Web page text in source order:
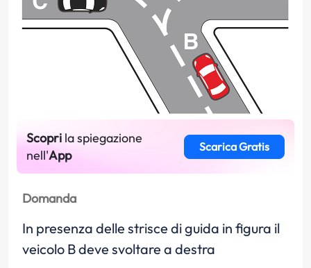
Scopri la spiegazione
nell'App
Scarica Gratis
Domanda
In presenza delle strisce di guida in figura il
veicolo B deve svoltare a destra